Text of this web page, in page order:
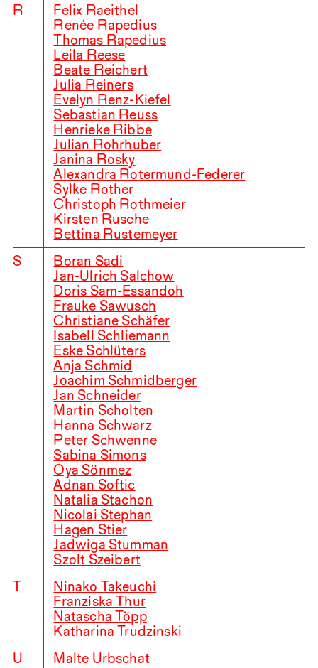
R
Felix Raeithel
Renée Rapedius
Thomas Rapedius
Leila Reese
Beate Reichert
Julia Reiners
Evelyn Renz-Kiefel
Sebastian Reuss
Henrieke Ribbe
Julian Rohrhuber
Janina Rosky
Alexandra Rotermund-Federer
Sylke Rother
Christoph Rothmeier
Kirsten Rusche
Bettina Rustemeyer
S
Boran Sadi
Jan-Ulrich Salchow
Doris Sam-Essandoh
Frauke Sawusch
Christiane Schäfer
Isabell Schliemann
Eske Schlüters
Anja Schmid
Joachim Schmidberger
Jan Schneider
Martin Scholten
Hanna Schwarz
Peter Schwenne
Sabina Simons
Oya Sönmez
Adnan Softic
Natalia Stachon
Nicolai Stephan
Hagen Stier
Jadwiga Stumman
Szolt Szeibert
T
Ninako Takeuchi
Franziska Thur
Natascha Töpp
Katharina Trudzinski
U
Malte Urbschat